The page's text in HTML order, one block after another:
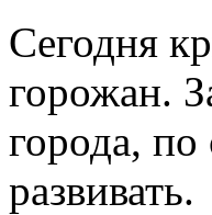
Сегодня
горожан.
города,
развивать.